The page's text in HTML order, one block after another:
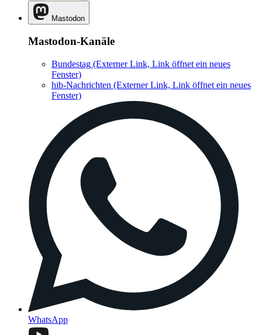
Mastodon
Mastodon-Kanäle
Bundestag (Externer Link, Link öffnet ein neues
Fenster)
hib-Nachrichten (Externer Link, Link öffnet ein neues
Fenster)
WhatsApp